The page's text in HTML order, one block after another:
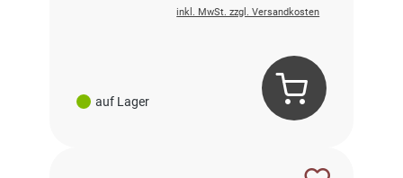
auf Lager
inkl. MwSt. zzgl. Versandkosten